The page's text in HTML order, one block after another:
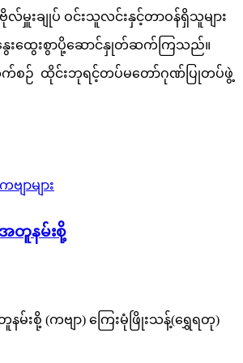
လ်မှူးချုပ် ဝင်းသူလင်းနှင့်တာဝန်ရှိသူများ
ေးထွေးစွာပို့ဆောင်နှုတ်ဆက်ကြသည်။
ဉ် ထိုင်းဘုရင့်တပ်မတော်ဂုဏ်ပြုတပ်ဖွဲ့
ျာများ
အတူနမ်းစို့
တူနမ်းစို့ (ကဗျာ) ကြေးမုံဖြိုးသန့်(ရွှေရတု)